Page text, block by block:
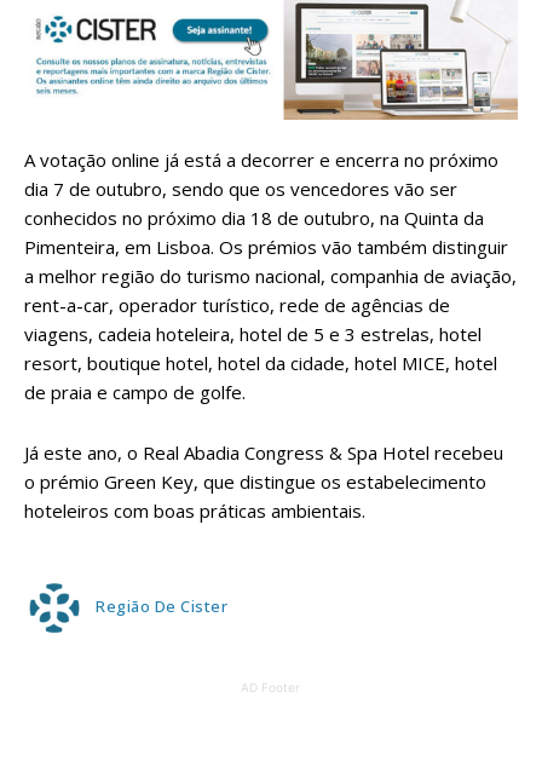
A votação online já está a decorrer e encerra no próximo
dia 7 de outubro, sendo que os vencedores vão ser
conhecidos no próximo dia 18 de outubro, na Quinta da
Pimenteira, em Lisboa. Os prémios vão também distinguir
a melhor região do turismo nacional, companhia de aviação,
rent-a-car, operador turístico, rede de agências de
viagens, cadeia hoteleira, hotel de 5 e 3 estrelas, hotel
resort, boutique hotel, hotel da cidade, hotel MICE, hotel
de praia e campo de golfe.
Já este ano, o Real Abadia Congress & Spa Hotel recebeu
o prémio Green Key, que distingue os estabelecimento
hoteleiros com boas práticas ambientais.
Região De Cister
AD Footer